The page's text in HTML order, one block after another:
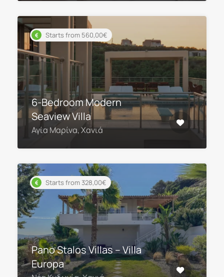
Starts from 560,00€
6-Bedroom Modern
Seaview Villa
Αγία Μαρίνα, Χανιά
Starts from 328,00€
Pano Stalos Villas – Villa
Europa